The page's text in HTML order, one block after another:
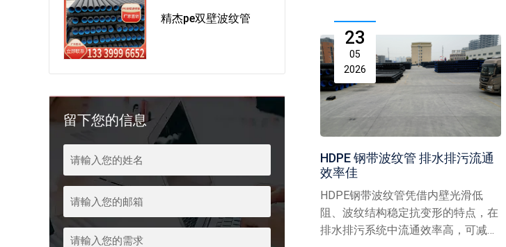
精杰pe双壁波纹管
留下您的信息
23
05
2026
HDPE 钢带波纹管 排水排污流通
效率佳
HDPE钢带波纹管凭借内壁光滑低
阻、波纹结构稳定抗变形的特点，在
排水排污系统中流通效率高，可减少